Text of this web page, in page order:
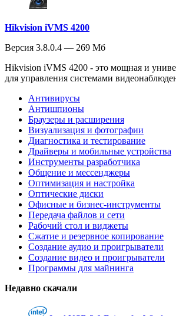
Hikvision iVMS 4200
Версия 3.8.0.4 — 269 Мб
Hikvision iVMS 4200 - это мощная и
для управления системами
Антивирусы
Антишпионы
Браузеры и расширения
Визуализация и фотографии
Диагностика и тестирование
Драйверы и мобильные устройства
Инструменты разработчика
Общение и мессенджеры
Оптимизация и настройка
Оптические диски
Офисные и бизнес-инструменты
Передача файлов и сети
Рабочий стол и виджеты
Сжатие и резервное копирование
Создание аудио и проигрыватели
Создание видео и проигрыватели
Программы для майнинга
Недавно скачали